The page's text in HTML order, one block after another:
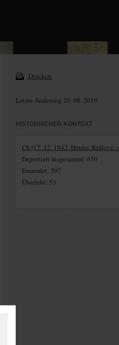
Drucken
Letzte Änderung 20. 08. 2019
HISTORISCHER KONTEXT
Ch (17. 12. 1942, Hradec Králové -
Deportiert insgesammt: 650
Ermordet: 597
Überlebt: 53